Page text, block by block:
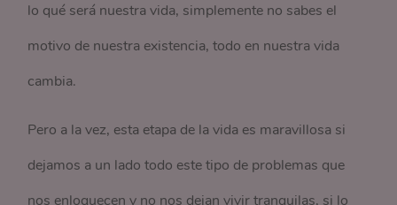
lo qué será nuestra vida, simplemente no sabes el
motivo de nuestra existencia, todo en nuestra vida
cambia.
Pero a la vez, esta etapa de la vida es maravillosa si
dejamos a un lado todo este tipo de problemas que
nos enloquecen y no nos dejan vivir tranquilas, si lo